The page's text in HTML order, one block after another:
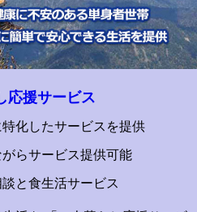
応援サービス
化したサービスを提供
らサービス提供可能
と食生活サービス